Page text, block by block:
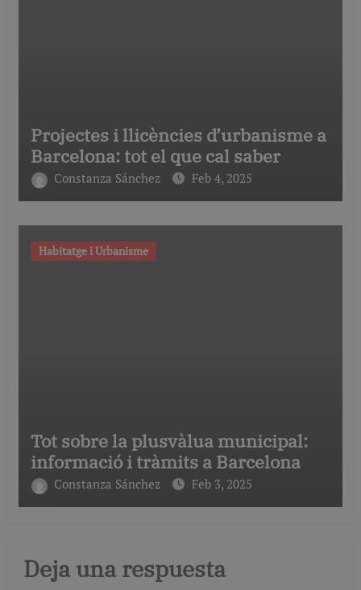
Projectes i llicències d’urbanisme a
Barcelona: tot el que cal saber
Constanza Sánchez Feb 4, 2025
Habitatge i Urbanisme
Tot sobre la plusvàlua municipal:
informació i tràmits a Barcelona
Constanza Sánchez Feb 3, 2025
Deja una respuesta